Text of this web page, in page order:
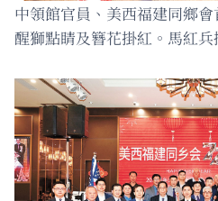
中領館官員、美西福建同鄉
醒獅點睛及簪花掛紅。馬紅兵